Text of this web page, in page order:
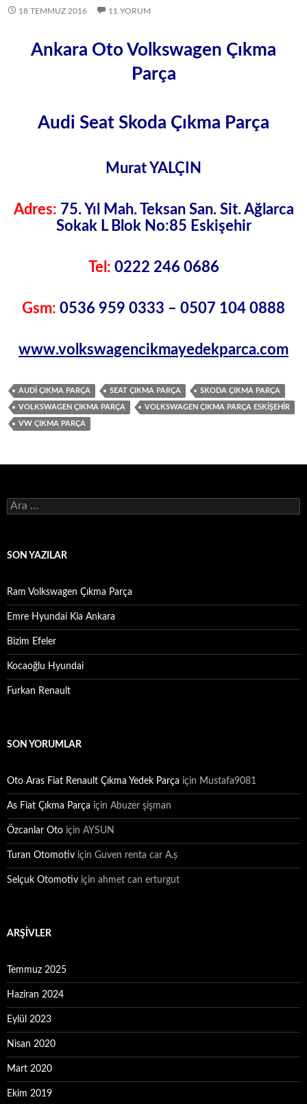
18 TEMMUZ 2016 11 YORUM
Ankara Oto Volkswagen Çıkma
Parça
Audi Seat Skoda Çıkma Parça
Murat YALÇIN
Adres: 75. Yıl Mah. Teksan San. Sit. Ağlarca
Sokak L Blok No:85 Eskişehir
Tel: 0222 246 0686
Gsm: 0536 959 0333 – 0507 104 0888
www.volkswagencikmayedekparca.com
AUDI ÇIKMA PARÇA SEAT ÇIKMA PARÇA SKODA ÇIKMA PARÇA
VOLKSWAGEN ÇIKMA PARÇA VOLKSWAGEN ÇIKMA PARÇA ESKIŞEHIR
VW ÇIKMA PARÇA
Arama:
SON YAZILAR
Ram Volkswagen Çıkma Parça
Emre Hyundai Kia Ankara
Bizim Efeler
Kocaoğlu Hyundai
Furkan Renault
SON YORUMLAR
Oto Aras Fiat Renault Çıkma Yedek Parça için Mustafa9081
As Fiat Çıkma Parça için Abuzer şişman
Özcanlar Oto için AYSUN
Turan Otomotiv için Guven renta car A.ș
Selçuk Otomotiv için ahmet can erturgut
ARŞIVLER
Temmuz 2025
Haziran 2024
Eylül 2023
Nisan 2020
Mart 2020
Ekim 2019